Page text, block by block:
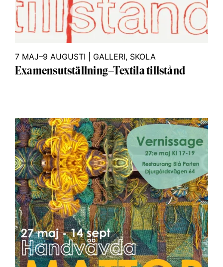
7 MAJ–9 AUGUSTI GALLERI, SKOLA
Examensutställning–Textila tillstånd